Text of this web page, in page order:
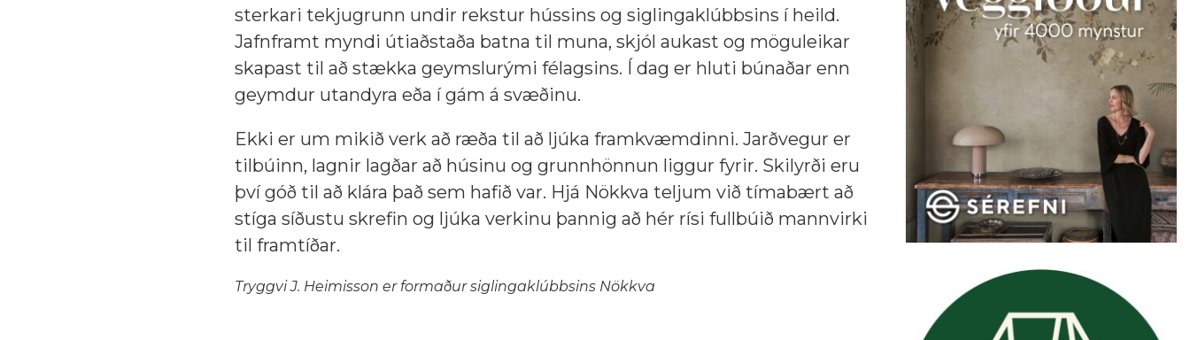
sterkari tekjugrunn undir rekstur hússins og siglingaklúbbsins í heild.
Jafnframt myndi útiaðstaða batna til muna, skjól aukast og möguleikar
skapast til að stækka geymslurými félagsins. Í dag er hluti búnaðar enn
geymdur utandyra eða í gám á svæðinu.
Ekki er um mikið verk að ræða til að ljúka framkvæmdinni. Jarðvegur er
tilbúinn, lagnir lagðar að húsinu og grunnhönnun liggur fyrir. Skilyrði eru
því góð til að klára það sem hafið var. Hjá Nökkva teljum við tímabært að
stíga síðustu skrefin og ljúka verkinu þannig að hér rísi fullbúið mannvirki
til framtíðar.
Tryggvi J. Heimisson er formaður siglingaklúbbsins Nökkva